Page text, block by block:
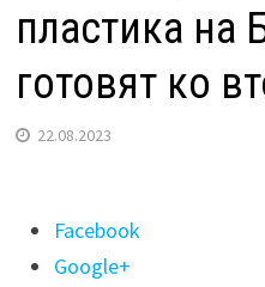
пластика на
готовят ко
22.08.2023
Поделиться
"Законопроект
Facebook
Google+